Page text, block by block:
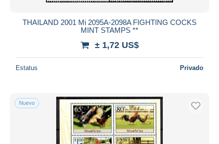
THAILAND 2001 Mi 2095A-2098A FIGHTING COCKS
MINT STAMPS **
± 1,72 US$
Estatus Privado
Nuevo